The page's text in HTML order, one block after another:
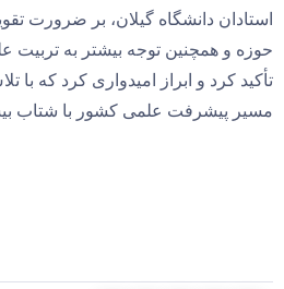
استادان دانشگاه گیلان، بر ضرورت
حوزه و همچنین توجه بیشتر به تربیت
تأکید کرد و ابراز امیدواری کرد که با
مسیر پیشرفت علمی کشور با شتاب